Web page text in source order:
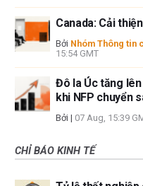
Canada: Cải
Bởi Nhóm Thông tin
15:54 GMT
Đô la Úc tăng
khi NFP chuyển
Bởi | 07 Aug, 15:39
CHỈ BÁO KINH TẾ